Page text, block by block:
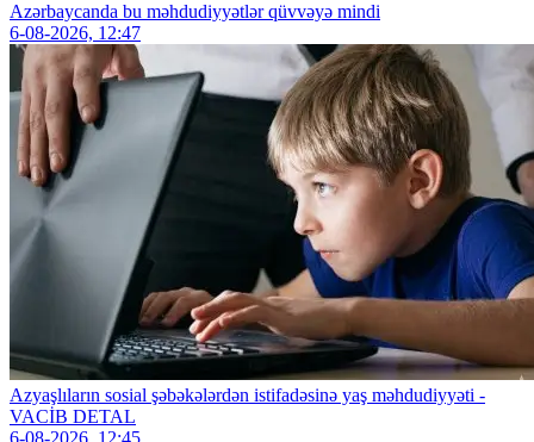
Azərbaycanda bu məhdudiyyətlər qüvvəyə mindi
6-08-2026, 12:47
Azyaşlıların sosial şəbəkələrdən istifadəsinə yaş məhdudiyyəti -
VACİB DETAL
6-08-2026, 12:45